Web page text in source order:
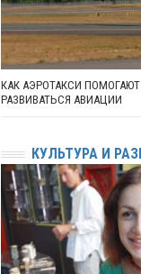
КАК АЭРОТАКСИ
РАЗВИВАТЬСЯ АВИАЦИИ
КУЛЬТУРА И